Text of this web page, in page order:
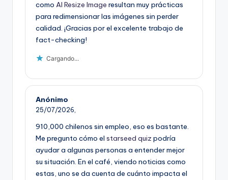
como AI Resize Image resultan muy prácticas
para redimensionar las imágenes sin perder
calidad. ¡Gracias por el excelente trabajo de
fact-checking!
Cargando...
Anónimo
25/07/2026,
910,000 chilenos sin empleo, eso es bastante.
Me pregunto cómo el starseed quiz podría
ayudar a algunas personas a entender mejor
su situación. En el café, viendo noticias como
estas, uno se da cuenta de cuánto impacta el